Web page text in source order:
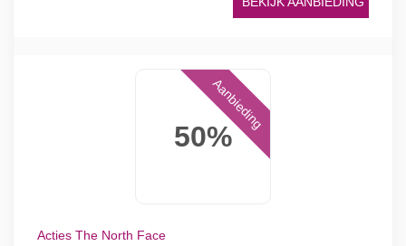
50%
Aanbieding
Acties The North Face